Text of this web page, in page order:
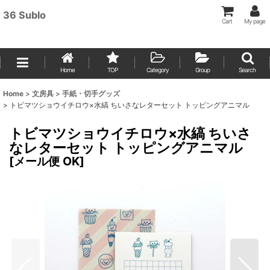
36 Sublo
Cart My page
Home TOP Category Group Search
Home > 文房具 > 手紙・切手グッズ
> トビマツショウイチロウ×水縞 ちいさなレターセット トッピングアニマル
トビマツショウイチロウ×水縞 ちいさ
なレターセット トッピングアニマル
[メール便 OK]